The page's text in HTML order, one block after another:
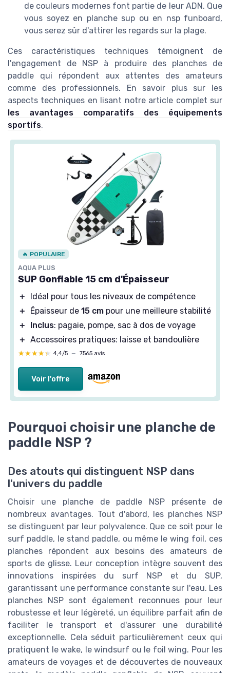
de couleurs modernes font partie de leur ADN. Que
vous soyez en planche sup ou en nsp funboard,
vous serez sûr d'attirer les regards sur la plage.
Ces caractéristiques techniques témoignent de
l'engagement de NSP à produire des planches de
paddle qui répondent aux attentes des amateurs
comme des professionnels. En savoir plus sur les
aspects techniques en lisant notre article complet sur
les avantages comparatifs des équipements
sportifs.
🔥 POPULAIRE
AQUA PLUS
SUP Gonflable 15 cm d'Épaisseur
＋
Idéal pour tous les niveaux de compétence
＋
Épaisseur de 15 cm pour une meilleure stabilité
＋
Inclus: pagaie, pompe, sac à dos de voyage
＋ Accessoires pratiques: laisse et bandoulière
★★★★★
★★★★★ 4,4/5 — 7565 avis
Voir l'offre
Pourquoi choisir une planche de
paddle NSP ?
Des atouts qui distinguent NSP dans
l'univers du paddle
Choisir une planche de paddle NSP présente de
nombreux avantages. Tout d'abord, les planches NSP
se distinguent par leur polyvalence. Que ce soit pour le
surf paddle, le stand paddle, ou même le wing foil, ces
planches répondent aux besoins des amateurs de
sports de glisse. Leur conception intègre souvent des
innovations inspirées du surf NSP et du SUP,
garantissant une performance constante sur l'eau. Les
planches NSP sont également reconnues pour leur
robustesse et leur légèreté, un équilibre parfait afin de
faciliter le transport et d'assurer une durabilité
exceptionnelle. Cela séduit particulièrement ceux qui
pratiquent le wake, le windsurf ou le foil wing. Pour les
amateurs de voyages et de découvertes de nouveaux